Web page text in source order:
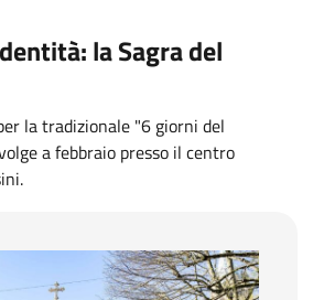
la Sagra del
la tradizionale "6 giorni del
a febbraio presso il centro
del Salice